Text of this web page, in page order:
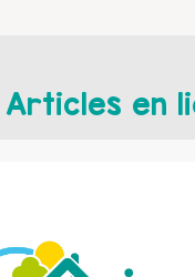
Articles en